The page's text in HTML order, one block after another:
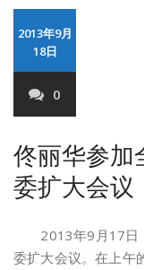
2013年9月
18日
0
佟丽华参加
委扩大会议
2013年9月17日，
委扩大会议。在上午